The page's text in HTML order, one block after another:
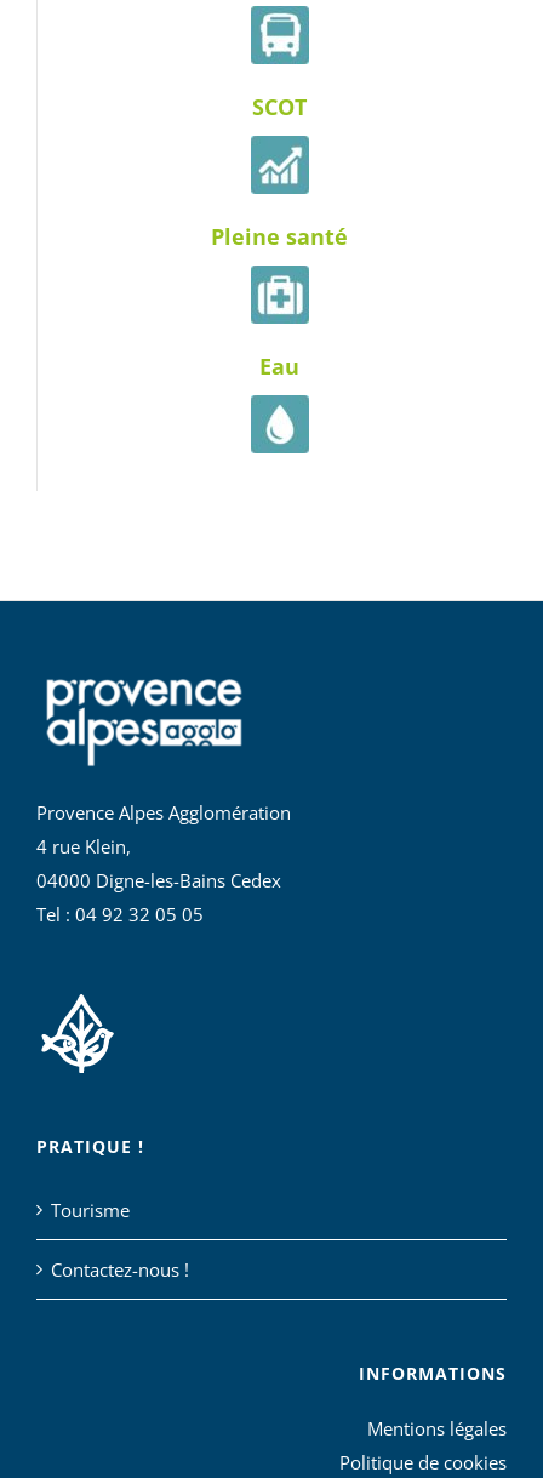
SCOT
Pleine santé
Eau
Provence Alpes Agglomération
4 rue Klein,
04000 Digne-les-Bains Cedex
Tel : 04 92 32 05 05
PRATIQUE !
Tourisme
Contactez-nous !
INFORMATIONS
Mentions légales
Politique de cookies